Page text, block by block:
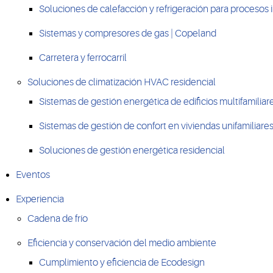
Soluciones de calefacción y refrigeración para procesos
Sistemas y compresores de gas | Copeland
Carretera y ferrocarril
Soluciones de climatización HVAC residencial
Sistemas de gestión energética de edificios
Sistemas de gestión de confort en viviendas unifamiliares
Soluciones de gestión energética residencial
Eventos
Experiencia
Cadena de frío
Eficiencia y conservación del medio ambiente
Cumplimiento y eficiencia de Ecodesign